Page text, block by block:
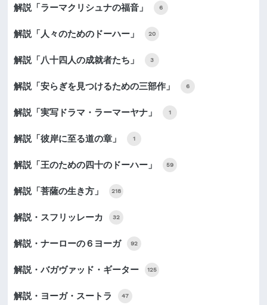
解説「ラーマクリシュナの福音」 6
解説「人々のためのドーハー」 20
解説「八十四人の成就者たち」 3
解説「安らぎを見つけるための三部作」 6
解説「実写ドラマ・ラーマーヤナ」 1
解説「彼岸に至る道の章」 1
解説「王のための四十のドーハー」 59
解説「菩薩の生き方」 218
解説・スフリッレーカ 32
解説・ナーローの６ヨーガ 92
解説・バガヴァッド・ギーター 125
解説・ヨーガ・スートラ 47